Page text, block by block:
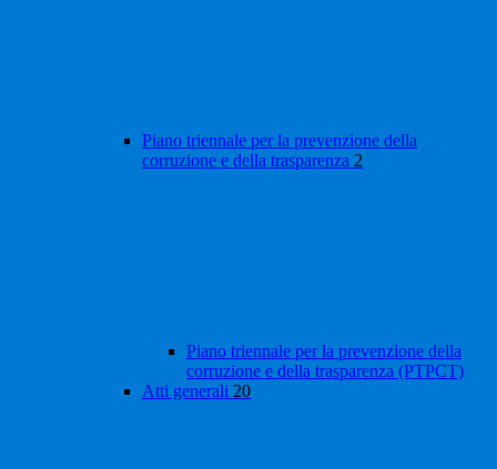
Piano triennale per la prevenzione della
corruzione e della trasparenza 2
Piano triennale per la prevenzione della
corruzione e della trasparenza (PTPCT)
Atti generali 20